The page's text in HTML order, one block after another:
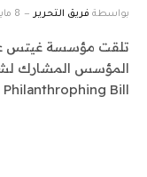
بواسطة فريق التحرير 8 مايو، 2025
تلقت مؤسسة غيتس
Bill…